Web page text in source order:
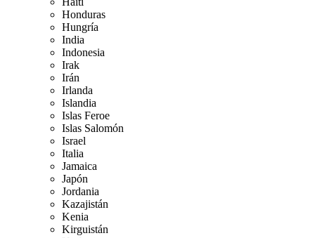
Honduras
Hungría
India
Indonesia
Irak
Irán
Irlanda
Islandia
Islas Feroe
Islas Salomón
Israel
Italia
Jamaica
Japón
Jordania
Kazajistán
Kenia
Kirguistán